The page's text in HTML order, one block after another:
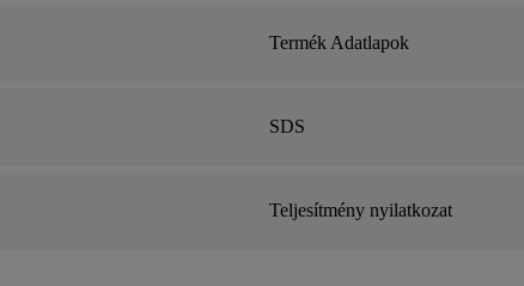
Termék Adatlapok
SDS
Teljesítmény nyilatkozat